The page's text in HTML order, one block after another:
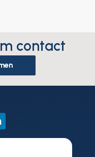
contact